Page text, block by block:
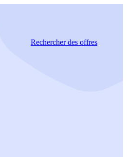
Rechercherdes offres